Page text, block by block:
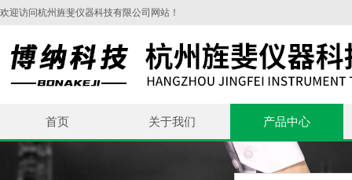
欢迎访问杭州旌斐仪器科技有限公司网站！
首页 关于我们 产品中心